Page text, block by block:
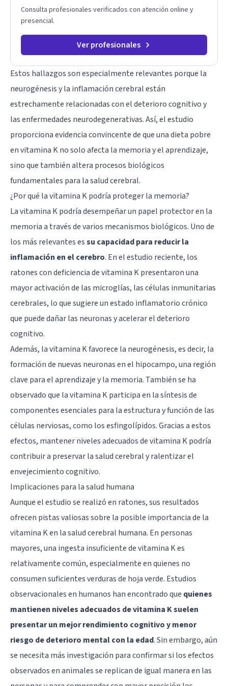
Consulta profesionales verificados con atención online y
presencial.
Ver profesionales
Estos hallazgos son especialmente relevantes porque la
neurogénesis y la inflamación cerebral están
estrechamente relacionadas con el deterioro cognitivo y
las enfermedades neurodegenerativas. Así, el estudio
proporciona evidencia convincente de que una dieta pobre
en vitamina K no solo afecta la memoria y el aprendizaje,
sino que también altera procesos biológicos
fundamentales para la salud cerebral.
¿Por qué la vitamina K podría proteger la memoria?
La vitamina K podría desempeñar un papel protector en la
memoria a través de varios mecanismos biológicos. Uno de
los más relevantes essu capacidad para reducir la
inflamación en el cerebro. En el estudio reciente, los
ratones con deficiencia de vitamina K presentaron una
mayor activación de las microglías, las células inmunitarias
cerebrales, lo que sugiere un estado inflamatorio crónico
que puede dañar las neuronas y acelerar el deterioro
cognitivo.
Además, la vitamina K favorece la neurogénesis, es decir, la
formación de nuevas neuronas en el hipocampo, una región
clave para el aprendizaje y la memoria. También se ha
observado que la vitamina K participa en la síntesis de
componentes esenciales para la estructura y función de las
células nerviosas, como los esfingolípidos. Gracias a estos
efectos, mantener niveles adecuados de vitamina K podría
contribuir a preservar la salud cerebral y ralentizar el
envejecimiento cognitivo.
Implicaciones para la salud humana
Aunque el estudio se realizó en ratones, sus resultados
ofrecen pistas valiosas sobre la posible importancia de la
vitamina K en la salud cerebral humana. En personas
mayores, una ingesta insuficiente de vitamina K es
relativamente común, especialmente en quienes no
consumen suficientes verduras de hoja verde. Estudios
observacionales en humanos han encontrado que quienes
mantienen niveles adecuados de vitamina K suelen
presentar un mejor rendimiento cognitivo y menor
riesgo de deterioro mental con la edad. Sin embargo, aún
se necesita más investigación para confirmar si los efectos
observados en animales se replican de igual manera en las